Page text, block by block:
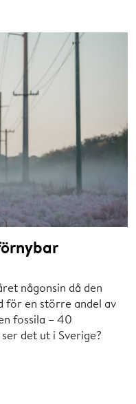
någonsin då den
för en större andel av
fossila – 40
det ut i Sverige?